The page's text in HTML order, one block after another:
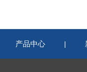
产品中心 |